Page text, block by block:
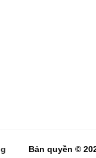
Bản quyền ©